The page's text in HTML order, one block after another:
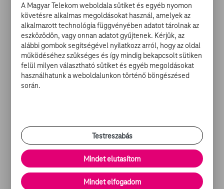
hamar be is húzott. 7-3 lett ezzel az állás. Egyre jobban
elhúztak a Kihívók.
Az új kiválasztási körben Zozo Zalánnal, Gabi Bogival,
Dávid Aduval, Dorka Vikivel, Olivér Alexel mérkőzött
Zozo és Zalán kezdte az új kiválasztási kört. Zozo szintén
elképesztő tempót diktált a pályán, amivel nagyban
megnövelte az esélyét a pontszerzésre. Mire Zalán
dobni kezdhetett már Zozo behúzott egy pontot, majd
nemsokkal rá a második karikát is rájuttatta a rúdra. 7-
4-re módosult az állás.
A Magyar Telekom weboldala sütiket és egyéb nyomon
követésre alkalmas megoldásokat használ, amelyek az
alkalmazott technológia függvényében adatot tárolnak az
eszközödön, vagy onnan adatot gyűjtenek. Kérjük, az
alábbi gombok segítségével nyilatkozz arról, hogy az oldal
működéséhez szükséges és így mindig bekapcsolt sütiken
felül milyen választható sütiket és egyéb megoldásokat
használhatunk a weboldalunkon történő böngészésed
során.
Testreszabás
Mindet elutasítom
Mindet elfogadom